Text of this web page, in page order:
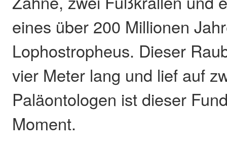
eines über 200 Millionen
Lophostropheus. Dieser
vier Meter lang und lief auf
Paläontologen ist dieser
Moment.